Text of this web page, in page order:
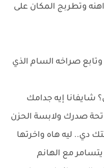
وتطربج المكان على
وتابع صراخه السام الذي
شايفانا إيه جدامك
صدرك ولابسة الحزن
دي.. ليه هاه واخرتها
يتسامر مع الهانم